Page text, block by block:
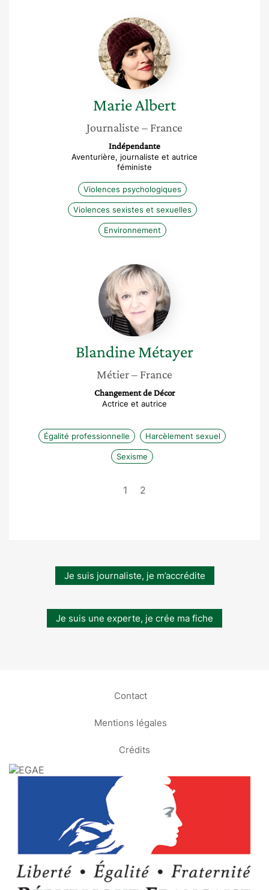
Marie
Albert
MarieAlbert
Journaliste – France
Indépendante
Aventurière, journaliste et autrice
féministe
Violences psychologiques
Violences sexistes et sexuelles
Environnement
Blandine
Métayer
BlandineMétayer
Métier– France
Changement de Décor
Actrice et autrice
Égalité professionnelle Harcèlement sexuel
Sexisme
1 2
Je suis journaliste, je m’accrédite
Je suis une experte, je crée ma fiche
Contact
Mentions légales
Crédits